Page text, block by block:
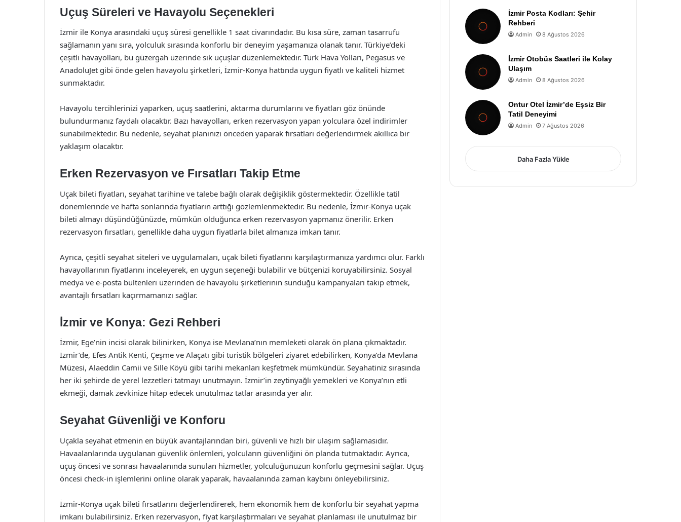
Uçuş Süreleri ve Havayolu Seçenekleri
İzmir ile Konya arasındaki uçuş süresi genellikle 1 saat civarındadır. Bu kısa süre, zaman tasarrufu
sağlamanın yanı sıra, yolculuk sırasında konforlu bir deneyim yaşamanıza olanak tanır. Türkiye’deki
çeşitli havayolları, bu güzergah üzerinde sık uçuşlar düzenlemektedir. Türk Hava Yolları, Pegasus ve
AnadoluJet gibi önde gelen havayolu şirketleri, İzmir-Konya hattında uygun fiyatlı ve kaliteli hizmet
sunmaktadır.
Havayolu tercihlerinizi yaparken, uçuş saatlerini, aktarma durumlarını ve fiyatları göz önünde
bulundurmanız faydalı olacaktır. Bazı havayolları, erken rezervasyon yapan yolculara özel indirimler
sunabilmektedir. Bu nedenle, seyahat planınızı önceden yaparak fırsatları değerlendirmek akıllıca bir
yaklaşım olacaktır.
Erken Rezervasyon ve Fırsatları Takip Etme
Uçak bileti fiyatları, seyahat tarihine ve talebe bağlı olarak değişiklik göstermektedir. Özellikle tatil
dönemlerinde ve hafta sonlarında fiyatların arttığı gözlemlenmektedir. Bu nedenle, İzmir-Konya uçak
bileti almayı düşündüğünüzde, mümkün olduğunca erken rezervasyon yapmanız önerilir. Erken
rezervasyon fırsatları, genellikle daha uygun fiyatlarla bilet almanıza imkan tanır.
Ayrıca, çeşitli seyahat siteleri ve uygulamaları, uçak bileti fiyatlarını karşılaştırmanıza yardımcı olur. Farklı
havayollarının fiyatlarını inceleyerek, en uygun seçeneği bulabilir ve bütçenizi koruyabilirsiniz. Sosyal
medya ve e-posta bültenleri üzerinden de havayolu şirketlerinin sunduğu kampanyaları takip etmek,
avantajlı fırsatları kaçırmamanızı sağlar.
İzmir ve Konya: Gezi Rehberi
İzmir, Ege’nin incisi olarak bilinirken, Konya ise Mevlana’nın memleketi olarak ön plana çıkmaktadır.
İzmir’de, Efes Antik Kenti, Çeşme ve Alaçatı gibi turistik bölgeleri ziyaret edebilirken, Konya’da Mevlana
Müzesi, Alaeddin Camii ve Sille Köyü gibi tarihi mekanları keşfetmek mümkündür. Seyahatiniz sırasında
her iki şehirde de yerel lezzetleri tatmayı unutmayın. İzmir’in zeytinyağlı yemekleri ve Konya’nın etli
ekmeği, damak zevkinize hitap edecek unutulmaz tatlar arasında yer alır.
Seyahat Güvenliği ve Konforu
Uçakla seyahat etmenin en büyük avantajlarından biri, güvenli ve hızlı bir ulaşım sağlamasıdır.
Havaalanlarında uygulanan güvenlik önlemleri, yolcuların güvenliğini ön planda tutmaktadır. Ayrıca,
uçuş öncesi ve sonrası havaalanında sunulan hizmetler, yolculuğunuzun konforlu geçmesini sağlar. Uçuş
öncesi check-in işlemlerini online olarak yaparak, havaalanında zaman kaybını önleyebilirsiniz.
İzmir-Konya uçak bileti fırsatlarını değerlendirerek, hem ekonomik hem de konforlu bir seyahat yapma
imkanı bulabilirsiniz. Erken rezervasyon, fiyat karşılaştırmaları ve seyahat planlaması ile unutulmaz bir
İzmir Posta Kodları: Şehir
Rehberi
Admin 8 Ağustos 2026
İzmir Otobüs Saatleri ile Kolay
Ulaşım
Admin 8 Ağustos 2026
Ontur Otel İzmir’de Eşsiz Bir
Tatil Deneyimi
Admin 7 Ağustos 2026
Daha Fazla Yükle